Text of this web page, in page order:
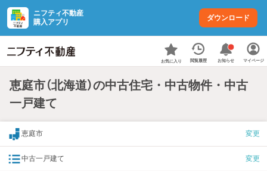
ニフティ不動産
購入アプリ
ダウンロード
お気に入り 閲覧履歴 お知らせ マイページ
恵庭市（北海道）の中古住宅・中古物件・中古
一戸建て
恵庭市 変更
中古一戸建て 変更